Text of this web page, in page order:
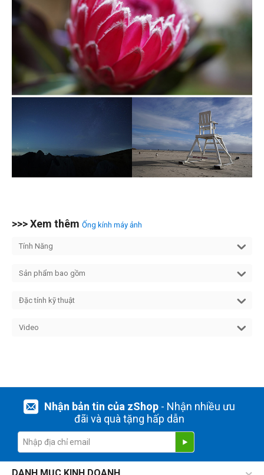
>>> Xem thêm Ống kính máy ảnh
Tính Năng
Sản phẩm bao gồm
Đặc tính kỹ thuật
Video
Nhận bản tin của zShop- Nhận nhiều ưu
đãi và quà tặng hấp dẫn